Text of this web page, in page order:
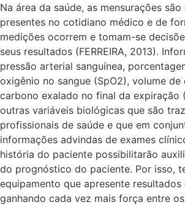
Na área da saúde, as mensurações
presentes no cotidiano médico e de
medições ocorrem e tomam-se
seus resultados (FERREIRA, 2013).
pressão arterial sanguínea,
oxigênio no sangue (SpO2), volume
carbono exalado no final da expiração
outras variáveis biológicas que são
profissionais de saúde e que em
informações advindas de exames
história do paciente possibilitarão
do prognóstico do paciente. Por isso,
equipamento que apresente
ganhando cada vez mais força entre